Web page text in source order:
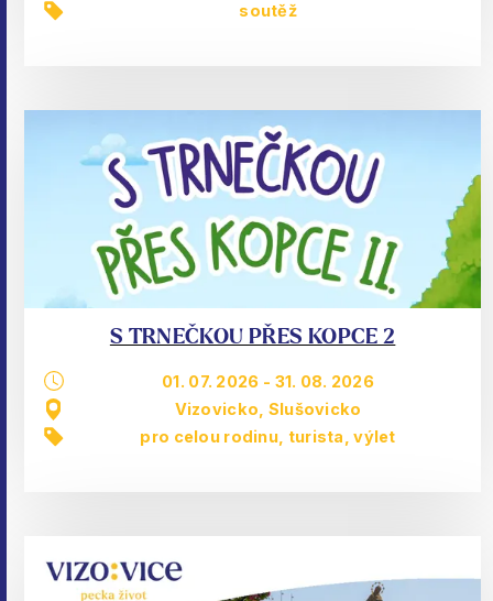
soutěž
S TRNEČKOU PŘES KOPCE 2
01. 07. 2026 - 31. 08. 2026
Vizovicko, Slušovicko
pro celou rodinu turista ,výlet